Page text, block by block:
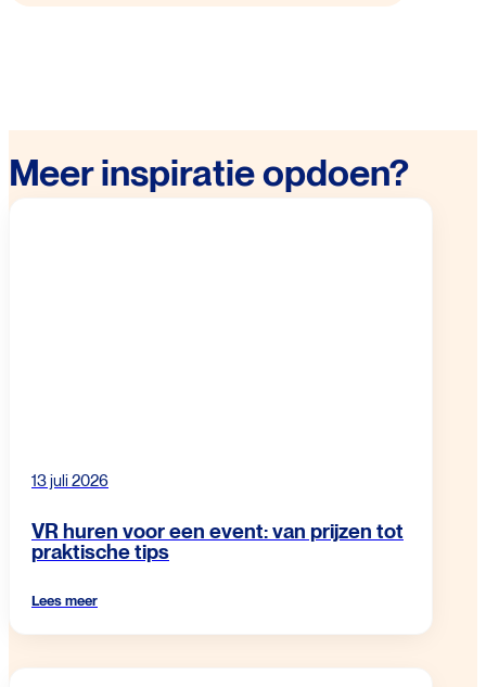
Meer inspiratie opdoen?
13 juli 2026
VR huren voor een event: van prijzen tot
praktische tips
Lees meer